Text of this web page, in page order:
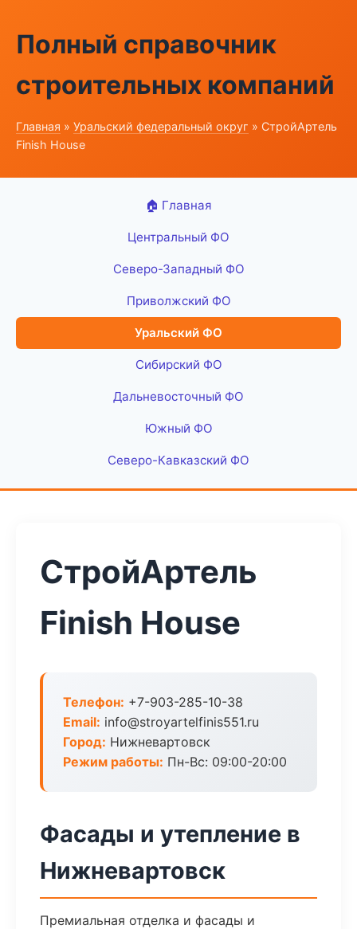
Полный справочник
строительных компаний
Главная » Уральский федеральный округ » СтройАртель
Finish House
🏠 Главная
Центральный ФО
Северо-Западный ФО
Приволжский ФО
Уральский ФО
Сибирский ФО
Дальневосточный ФО
Южный ФО
Северо-Кавказский ФО
СтройАртель
Finish House
Телефон: +7-903-285-10-38
Email: info@stroyartelfinis551.ru
Город: Нижневартовск
Режим работы: Пн-Вс: 09:00-20:00
Фасады и утепление в
Нижневартовск
Премиальная отделка и фасады и